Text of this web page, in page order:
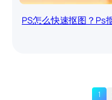
PS怎么快速抠图？Ps
1